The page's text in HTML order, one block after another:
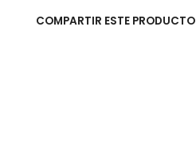
COMPARTIR ESTE PRODUCTO